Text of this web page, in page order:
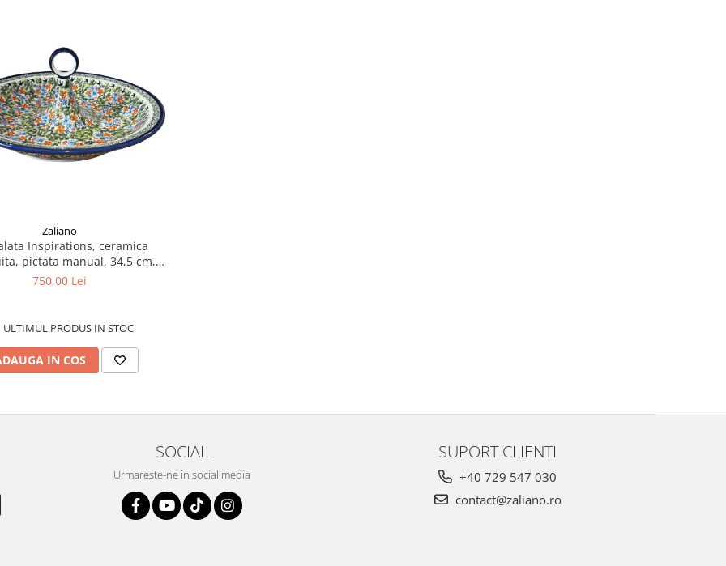
Zaliano
Inspirations, ceramica
pictata manual, 34,5 cm,
volum 2,0 L
750,00 Lei
ULTIMUL PRODUS IN STOC
IN COS
SOCIAL
Urmareste-ne in social media
SUPORT CLIENTI
+40 729 547 030
contact@zaliano.ro